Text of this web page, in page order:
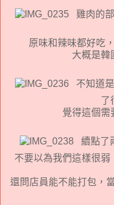
雞肉的
原味和辣味都好吃
大概是韓
不知道
了
覺得這個需
續點了
不要以為我們這樣很
還問店員能不能打包，